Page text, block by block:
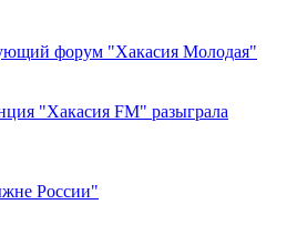
форум "Хакасия Молодая"
"Хакасия FM" разыграла
России"